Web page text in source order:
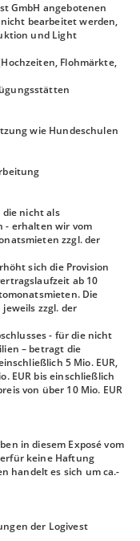
GmbH angebotenen
bearbeitet werden,
und Light
Flohmärkte,
wie Hundeschulen
die nicht als
- erhalten wir vom
zzgl. der
sich die Provision
ab 10
Die
zzgl. der
- für die nicht
– betragt die
5 Mio. EUR,
EUR bis einschließlich
von über 10 Mio. EUR
in diesem Exposé vom
keine Haftung
handelt es sich um ca.-
der Logivest